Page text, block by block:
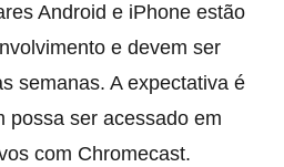
Android e iPhone estão
e devem ser
semanas. A expectativa é
possa ser acessado em
com Chromecast.